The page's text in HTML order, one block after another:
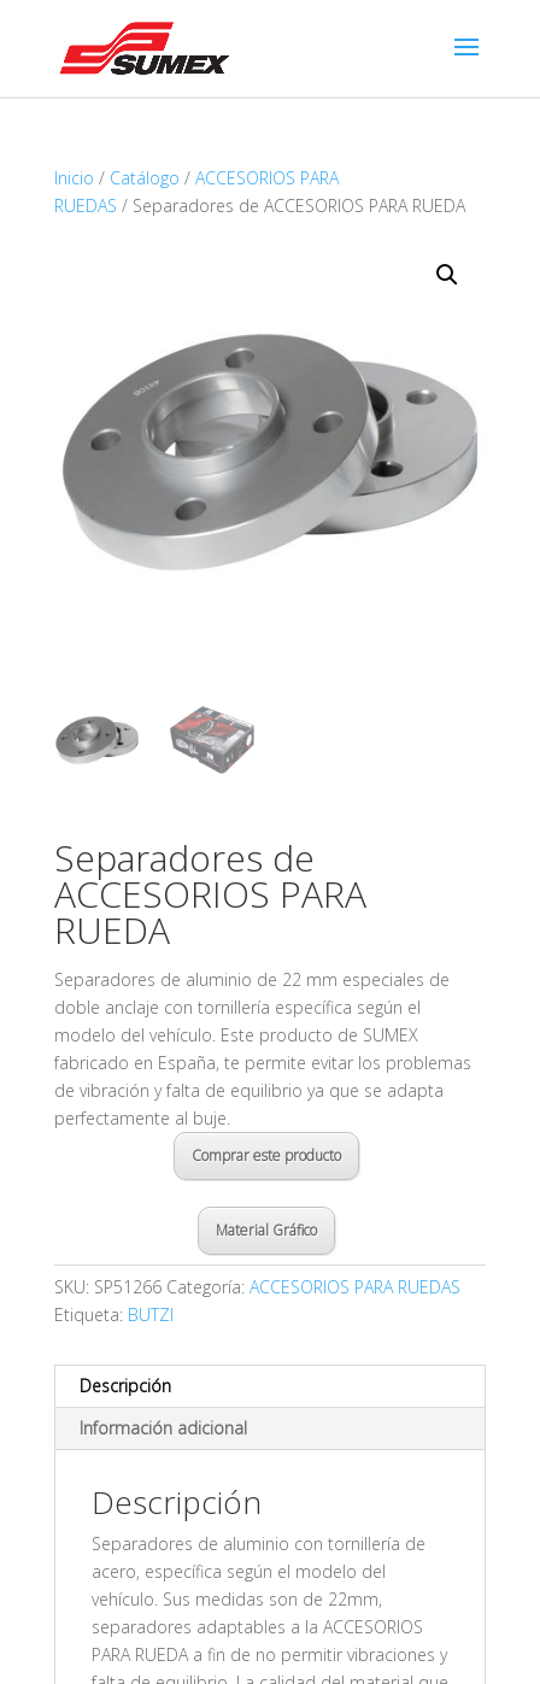
Inicio / Catálogo / ACCESORIOS PARA
RUEDAS / Separadores de ACCESORIOS PARA RUEDA
Separadores de
ACCESORIOS PARA
RUEDA
Separadores de aluminio de 22 mm especiales de
doble anclaje con tornillería específica según el
modelo del vehículo. Este producto de SUMEX
fabricado en España, te permite evitar los problemas
de vibración y falta de equilibrio ya que se adapta
perfectamente al buje.
Comprar este producto
Material Gráfico
SKU: SP51266 Categoría: ACCESORIOS PARA RUEDAS
Etiqueta: BUTZI
Descripción
Información adicional
Descripción
Separadores de aluminio con tornillería de
acero, específica según el modelo del
vehículo. Sus medidas son de 22mm,
separadores adaptables a la ACCESORIOS
PARA RUEDA a fin de no permitir vibraciones y